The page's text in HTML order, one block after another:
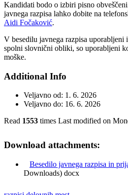
Kandidati bodo o izbiri pisno
javnega razpisa lahko dobite na
Aidi Fočaković.
V besedilu javnega razpisa uporabljeni
spolni slovnični obliki, so uporabljeni
moške.
Additional Info
Veljavno od: 1. 6. 2026
Veljavno do: 16. 6. 2026
Read 1553 times Last modified on
Download attachments:
Besedilo javnega razpisa in
Downloads) docx